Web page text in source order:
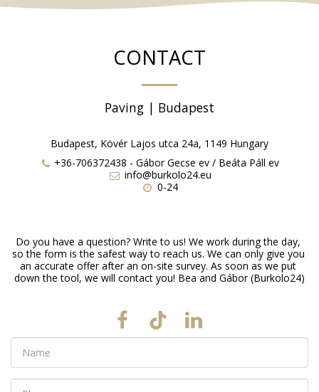
CONTACT
Paving | Budapest
Budapest, Kövér Lajos utca 24a, 1149 Hungary
+36-706372438 - Gábor Gecse ev / Beáta Páll ev
info@burkolo24.eu
0-24
Do you have a question? Write to us! We work during the day,
so the form is the safest way to reach us. We can only give you
an accurate offer after an on-site survey. As soon as we put
down the tool, we will contact you! Bea and Gábor (Burkolo24)